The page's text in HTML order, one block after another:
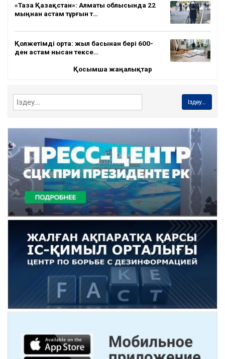
«Таза Қазақстан»: Алматы облысында 22
мыңнан астам тұрғын т…
Қолжетімді орта: жыл басынан бері 600-
ден астам нысан тексе…
Қосымша жаңалықтар
Іздеу...